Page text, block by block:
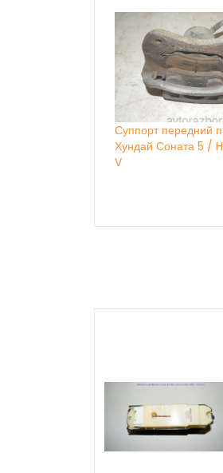
Суппорт передний
Хундай Соната 5 /
V